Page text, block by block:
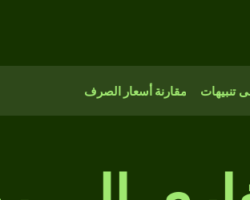
تنبيهات مقارنة أسعار الصرف